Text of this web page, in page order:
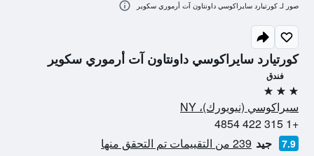
كورتيارد سايراكوسي داونتاون آت أرموري سكوير
فندق
3 نجوم
سيراكوسي (نيويورك)، NY
+1 315 422 4854
7.9 جيد 239 من التقييمات تم التحقق منها
صور لـ كورتيارد سايراكوسي داونتاون آت أرموري سكوير